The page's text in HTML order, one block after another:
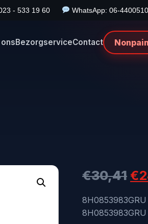
- 533 19 60 WhatsApp: 06-
BezorgserviceContact
€30,41€
8H0853983GRU